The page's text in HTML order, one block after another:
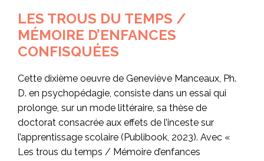
LES TROUS DU TEMPS /
MÉMOIRE D’ENFANCES
CONFISQUÉES
Cette dixième oeuvre de Geneviève Manceaux, Ph.
D. en psychopédagie, consiste dans un essai qui
prolonge, sur un mode littéraire, sa thèse de
doctorat consacrée aux effets de l’inceste sur
l’apprentissage scolaire (Publibook, 2023). Avec «
Les trous du temps / Mémoire d’enfances